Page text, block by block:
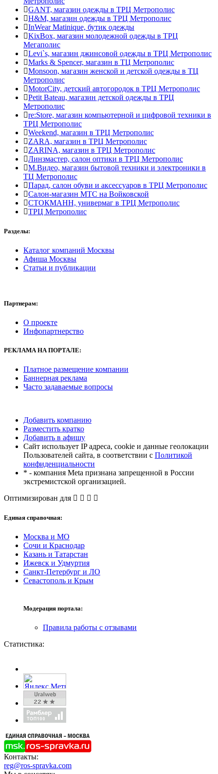
GANT, магазин одежды в ТРЦ Метрополис
H&M, магазин одежды в ТРЦ Метрополис
InWear Matinique, бутик одежды
KixBox, магазин молодежной одежды в ТРЦ
Мегаполис
Levi`s, магазин джинсовой одежды в ТРЦ Метрополис
Marks & Spencer, магазин в ТЦ Метрополис
Monsoon, магазин женской и детской одежды в ТЦ
Метрополис
MotorCity, детский автогородок в ТРЦ Метрополис
Petit Bateau, магазин детской одежды в ТРЦ
Метрополис
re:Store, магазин компьютерной и цифровой техники в
ТРЦ Метрополис
Weekend, магазин в ТРЦ Метрополис
ZARA, магазин в ТРЦ Метрополис
ZARINA, магазин в ТРЦ Метрополис
Линзмастер, салон оптики в ТРЦ Метрополис
М.Видео, магазин бытовой техники и электроники в
ТЦ Метрополис
Парад, салон обуви и аксессуаров в ТРЦ Метрополис
Салон-магазин МТС на Войковской
СТОКМАНН, универмаг в ТРЦ Метрополис
ТРЦ Метрополис
Разделы:
Каталог компаний Москвы
Афиша Москвы
Статьи и публикации
Партнерам:
О проекте
Инфопартнерство
РЕКЛАМАНА ПОРТАЛЕ:
Платное размещение компании
Баннерная реклама
Часто задаваемые вопросы
Добавить компанию
Разместить кратко
Добавить в афишу
Сайт использует IP адреса, cookie и данные геолокации
Пользователей сайта, в соответствии с Политикой
конфиденциальности
* - компания Meta признана запрещенной в России
экстремистской организацией.
Оптимизирован для
Единая справочная:
Москва и МО
Сочи и Краснодар
Казань и Татарстан
Ижевск и Удмуртия
Санкт-Петербург и ЛО
Севастополь и Крым
Модерация портала:
Правила работы с отзывами
Статистика:
Контакты:
reg@ros-spravka.com